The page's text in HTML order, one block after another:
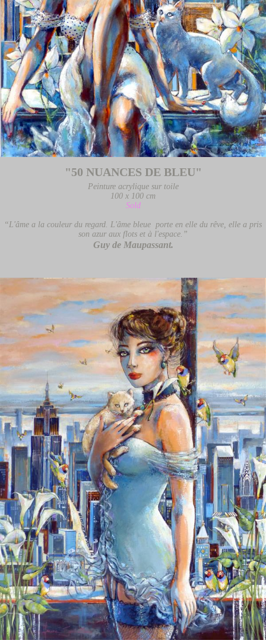
"50 NUANCES DE BLEU"
Peinture acrylique sur toile
100 x 100 cm
Sold
“L'âme a la couleur du regard. L'âme bleue porte en elle du rêve, elle a pris
son azur aux flots et à l'espace.”
Guy de Maupassant.